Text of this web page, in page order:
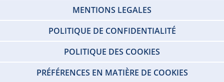
MENTIONS LEGALES
POLITIQUE DE CONFIDENTIALITÉ
POLITIQUE DES COOKIES
PRÉFÉRENCES EN MATIÈRE DE COOKIES